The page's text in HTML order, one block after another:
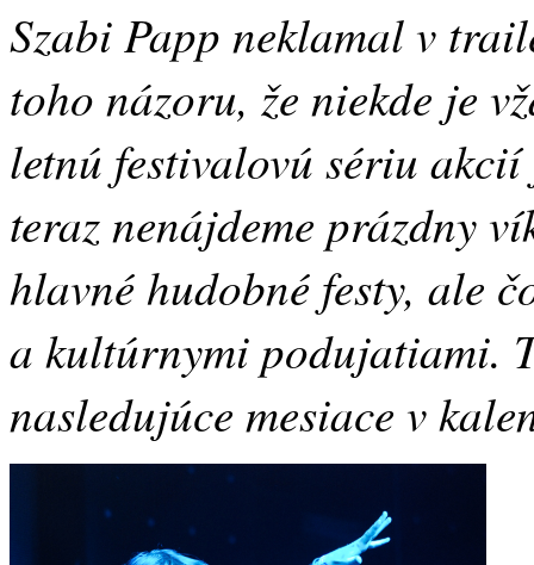
Szabi Papp neklamal v
toho názoru, že niekde je
letnú festivalovú sériu
teraz nenájdeme prázdny
hlavné hudobné festy, ale
a kultúrnymi podujatiami.
nasledujúce mesiace v